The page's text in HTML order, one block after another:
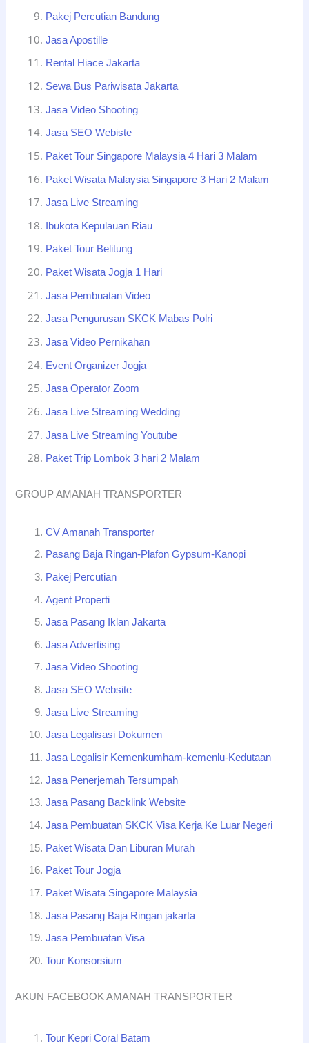
Pakej Percutian Bandung
Jasa Apostille
Rental Hiace Jakarta
Sewa Bus Pariwisata Jakarta
Jasa Video Shooting
Jasa SEO Webiste
Paket Tour Singapore Malaysia 4 Hari 3 Malam
Paket Wisata Malaysia Singapore 3 Hari 2 Malam
Jasa Live Streaming
Ibukota Kepulauan Riau
Paket Tour Belitung
Paket Wisata Jogja 1 Hari
Jasa Pembuatan Video
Jasa Pengurusan SKCK Mabas Polri
Jasa Video Pernikahan
Event Organizer Jogja
Jasa Operator Zoom
Jasa Live Streaming Wedding
Jasa Live Streaming Youtube
Paket Trip Lombok 3 hari 2 Malam
GROUP AMANAH TRANSPORTER
CV Amanah Transporter
Pasang Baja Ringan-Plafon Gypsum-Kanopi
Pakej Percutian
Agent Properti
Jasa Pasang Iklan Jakarta
Jasa Advertising
Jasa Video Shooting
Jasa SEO Website
Jasa Live Streaming
Jasa Legalisasi Dokumen
Jasa Legalisir Kemenkumham-kemenlu-Kedutaan
Jasa Penerjemah Tersumpah
Jasa Pasang Backlink Website
Jasa Pembuatan SKCK Visa Kerja Ke Luar Negeri
Paket Wisata Dan Liburan Murah
Paket Tour Jogja
Paket Wisata Singapore Malaysia
Jasa Pasang Baja Ringan jakarta
Jasa Pembuatan Visa
Tour Konsorsium
AKUN FACEBOOK AMANAH TRANSPORTER
Tour Kepri Coral Batam